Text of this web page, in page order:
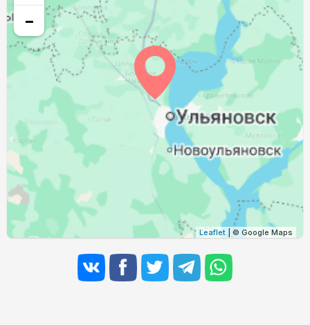
03:44 05:47 12:48 19:49 21:42
29, Сб 03:46 05:49 12:48 16:35 19:46 21:38
03:49 05:50 12:48 19:44 21:35
03:52 12:47 16:32 19:41 21:32
−
Leaflet | © Google Maps